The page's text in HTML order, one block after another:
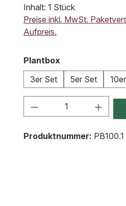
Inhalt: 1 Stück
Preise inkl. MwSt.
Aufpreis.
Plantbox
3er Set
5er Set
Produkt Anzahl:
Produktnummer: PB100.1